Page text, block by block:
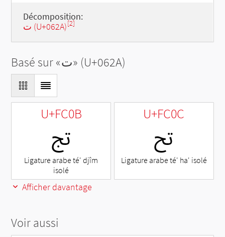
Décomposition:
ت (U+062A)[2]
Basé sur «ت» (U+062A)
U+FC0B
ﰋ
Ligature arabe té' djîm
isolé
U+FC0C
ﰌ
Ligature arabe té' ha' isolé
Afficher davantage
Voir aussi